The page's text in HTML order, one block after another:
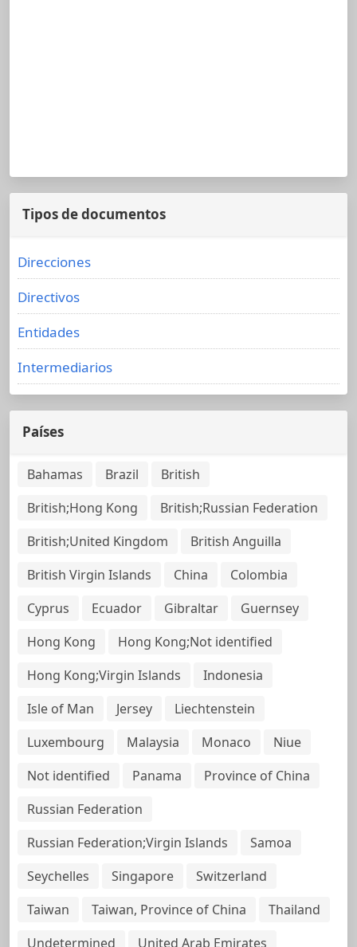
Tipos de documentos
Direcciones
Directivos
Entidades
Intermediarios
Países
Bahamas Brazil
British
British;Hong Kong
British;Russian Federation
British;United Kingdom
British Anguilla
British Virgin Islands
China
Colombia
Cyprus
Ecuador Gibraltar
Guernsey
Hong Kong
Hong Kong;Not identified
Hong Kong;Virgin Islands
Indonesia
Isle of Man
Jersey
Liechtenstein
Luxembourg
Malaysia Monaco
Niue
Not identified
Panama
Province of China
Russian Federation
Russian Federation;Virgin Islands
Samoa
Seychelles
Singapore
Switzerland
Taiwan
Taiwan, Province of China
Thailand
Undetermined
United Arab Emirates